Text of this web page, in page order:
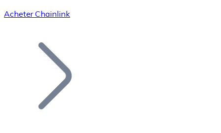
Bitcoin
Acheter Chainlink